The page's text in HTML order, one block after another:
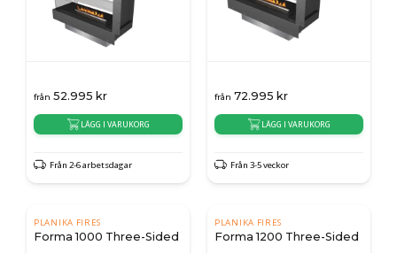
från 52.995 kr
LÄGG I VARUKORG
Från 2-6 arbetsdagar
från 72.995 kr
LÄGG I VARUKORG
Från 3-5 veckor
PLANIKA FIRES
Forma 1000 Three-Sided
PLANIKA FIRES
Forma 1200 Three-Sided